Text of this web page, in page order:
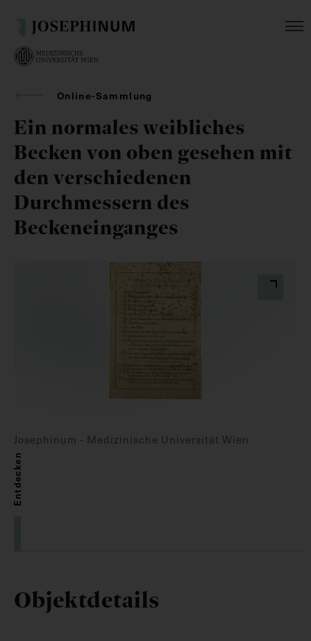
Online-Sammlung
Ein normales weibliches
Becken von oben gesehen mit
den verschiedenen
Durchmessern des
Beckeneinganges
Josephinum - Medizinische Universität Wien
Entdecken
Objektdetails